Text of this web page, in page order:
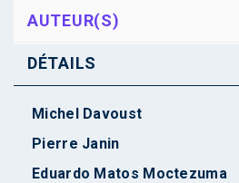
AUTEUR(S)
DÉTAILS
Michel Davoust
Pierre Janin
Eduardo Matos Moctezuma